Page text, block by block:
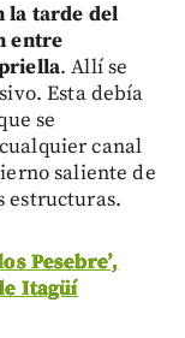
la tarde del
entre
. Allí se
Esta debía
se
canal
saliente de
estructuras.
Pesebre’,
Itagüí